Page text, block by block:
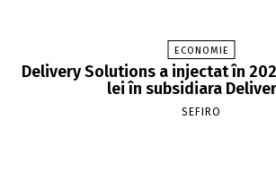
ECONOMIE
Delivery Solutions a injectat în
lei în subsidiara
SEFIRO